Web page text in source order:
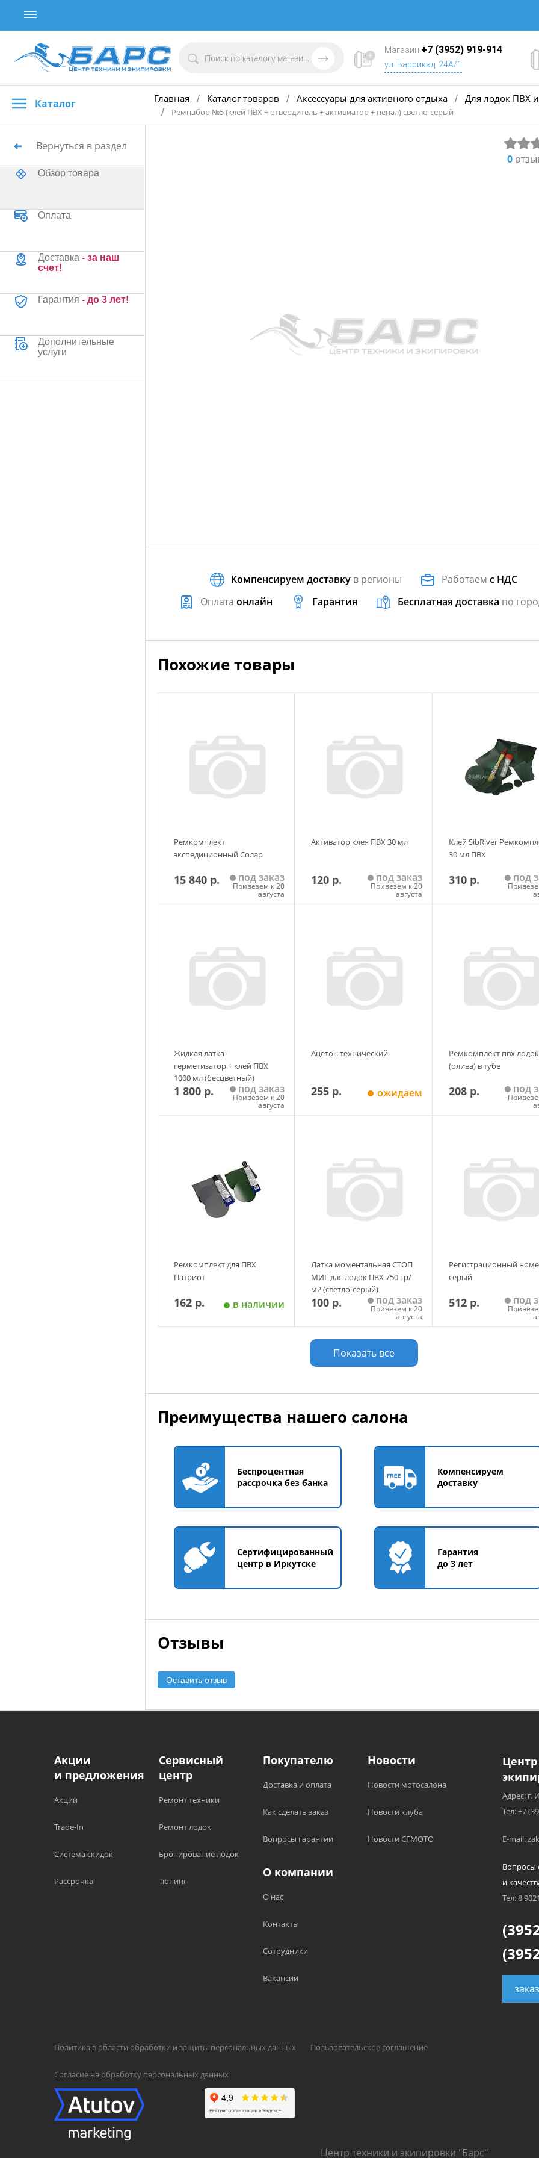
Магазин +7 (3952) 919-914
ул. Баррикад, 24А/1
Каталог Главная / Каталог товаров / Аксессуары для активного отдыха / Для лодок ПВХ
/
Ремнабор №5 (клей ПВХ + отвердитель + активиатор + пенал) светло-серый
Вернуться в раздел
Обзор товара
Оплата
Доставка - за наш
счет!
Гарантия - до 3 лет!
Дополнительные
услуги
0
Компенсируем доставку в регионы Работаемс НДС
Оплата онлайн Гарантия Бесплатная доставка по
Похожие товары
Ремкомплект
экспедиционный Солар
15 840 р. под заказ
Привезем к 20
августа
Активатор клея ПВХ 30 мл
120 р. под заказ
Привезем к 20
августа
Клей SibRiver
30 мл ПВХ
310 р. под
Жидкая латка-
герметизатор + клей ПВХ
1000 мл (бесцветный)
1 800 р. под заказ
Привезем к 20
августа
Ацетон технический
255 р. ожидаем
Ремкомплект пвх лодок
(олива) в тубе
208 р. под
Ремкомплект для ПВХ
Патриот
162 р. в наличии
Латка моментальная СТОП
МИГ для лодок ПВХ 750 гр/
м2 (светло-серый)
100 р. под заказ
Привезем к 20
августа
Добавить в корзину
Регистрационный
серый
512 р. под
Показать все
Преимущества нашего салона
Беспроцентная
рассрочка без банка
Компенсируем
доставку
Сертифицированный
центр в Иркутске
Гарантия
до 3 лет
Отзывы
Оставить отзыв
Акции
и предложения
Акции
Trade-In
Система скидок
Рассрочка
Сервисный
центр
Ремонт техники
Ремонт лодок
Бронирование лодок
Тюнинг
Покупателю
Доставка и оплата
Как сделать заказ
Вопросы гарантии
Новости
Новости мотосалона
Новости клуба
Новости CFMOTO
О компании
О нас
Контакты
Сотрудники
Вакансии
Политика в области обработки и защиты персональных данных Пользовательское соглашение
Согласие на обработку персональных данных
Адрес: г.
Тел: +7
E-mail:
Вопросы
и
Тел: 8
Центр техники и экипировки "Барс"